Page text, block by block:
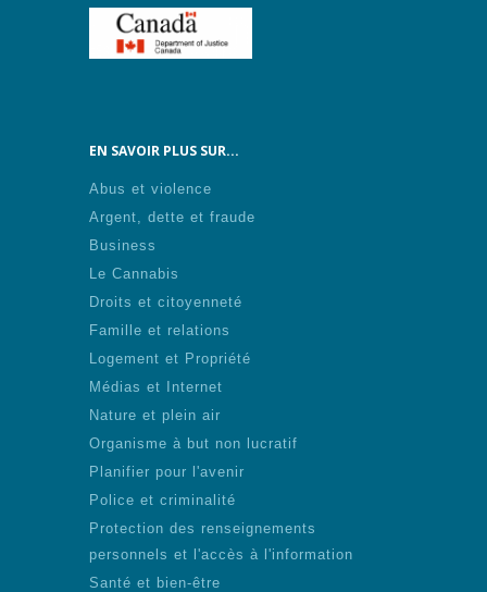
EN SAVOIR PLUS SUR...
Abus et violence
Argent, dette et fraude
Business
Le Cannabis
Droits et citoyenneté
Famille et relations
Logement et Propriété
Médias et Internet
Nature et plein air
Organisme à but non lucratif
Planifier pour l'avenir
Police et criminalité
Protection des renseignements
personnels et l'accès à l'information
Santé et bien-être